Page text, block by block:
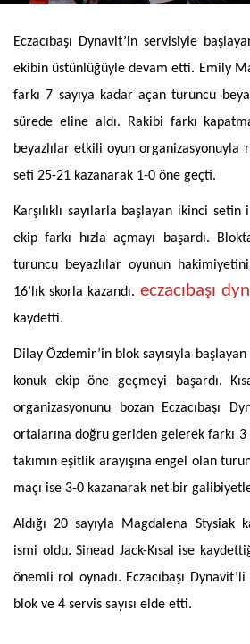
Eczacıbaşı Dynavit’in servisiyle
ekibin üstünlüğüyle devam etti. Emily
farkı 7 sayıya kadar açan turuncu
sürede eline aldı. Rakibi farkı
beyazlılar etkili oyun
seti 25-21 kazanarak 1-0 öne geçti.
Karşılıklı sayılarla başlayan ikinci
ekip farkı hızla açmayı başardı.
turuncu beyazlılar oyunun
16’lık skorla kazandı. eczacıbaşı
kaydetti.
Dilay Özdemir’in blok sayısıyla
konuk ekip öne geçmeyi başardı.
organizasyonunu bozan Eczacıbaşı
ortalarına doğru geriden gelerek farkı 3
takımın eşitlik arayışına engel olan
maçı ise 3-0 kazanarak net bir
Aldığı 20 sayıyla Magdalena Stysiak
ismi oldu. Sinead Jack-Kısal ise
önemli rol oynadı. Eczacıbaşı
blok ve 4 servis sayısı elde etti.